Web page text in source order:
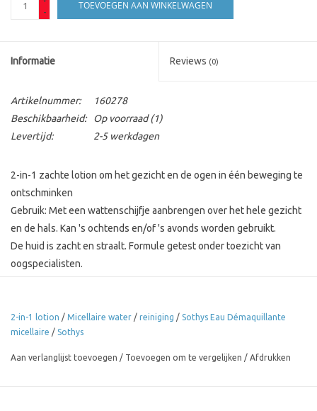
-
TOEVOEGEN AAN WINKELWAGEN
Informatie Reviews (0)
Artikelnummer:
160278
Beschikbaarheid:
Op voorraad(1)
Levertijd:
2-5 werkdagen
2-in-1 zachte lotion om het gezicht en de ogen in één beweging te
ontschminken
Gebruik: Met een wattenschijfje aanbrengen over het hele gezicht
en de hals. Kan 's ochtends en/of 's avonds worden gebruikt.
De huid is zacht en straalt. Formule getest onder toezicht van
oogspecialisten.
2-in-1 lotion / Micellaire water / reiniging / Sothys Eau Démaquillante
micellaire / Sothys
Aan verlanglijst toevoegen / Toevoegen om te vergelijken / Afdrukken